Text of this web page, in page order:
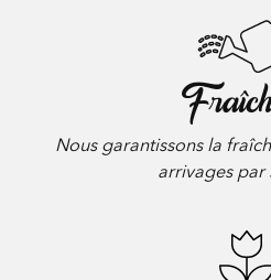
Nous garantissons la
arrivages par